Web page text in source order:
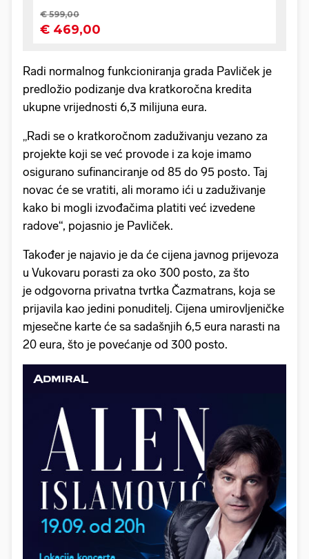
Radi normalnog funkcioniranja grada Pavliček je
predložio podizanje dva kratkoročna kredita
ukupne vrijednosti 6,3 milijuna eura.
„Radi se o kratkoročnom zaduživanju vezano za
projekte koji se već provode i za koje imamo
osigurano sufinanciranje od 85 do 95 posto. Taj
novac će se vratiti, ali moramo ići u zaduživanje
kako bi mogli izvođačima platiti već izvedene
radove“, pojasnio je Pavliček.
Također je najavio je da će cijena javnog prijevoza
u Vukovaru porasti za oko 300 posto, za što
je odgovorna privatna tvrtka Čazmatrans, koja se
prijavila kao jedini ponuditelj. Cijena umirovljeničke
mjesečne karte će sa sadašnjih 6,5 eura narasti na
20 eura, što je povećanje od 300 posto.